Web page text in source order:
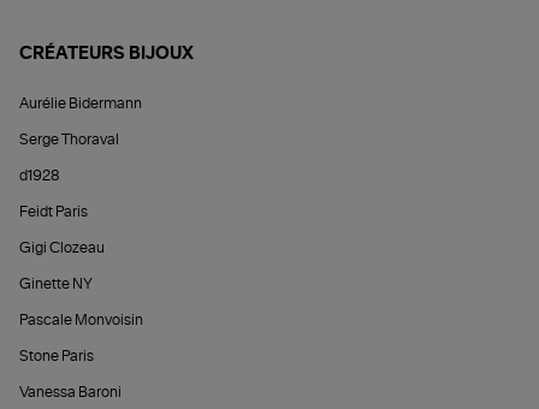
CRÉATEURS BIJOUX
Aurélie Bidermann
Serge Thoraval
d1928
Feidt Paris
Gigi Clozeau
Ginette NY
Pascale Monvoisin
Stone Paris
Vanessa Baroni